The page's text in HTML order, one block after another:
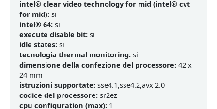
intel® clear video technology for mid (intel® cvt
for mid):si
intel® 64:si
execute disable bit:si
idle states:si
tecnologia thermal monitoring:si
dimensione della confezione del processore:42 x
24 mm
istruzioni supportate:sse4.1,sse4.2,avx 2.0
codice del processore:sr2ez
cpu configuration (max):1